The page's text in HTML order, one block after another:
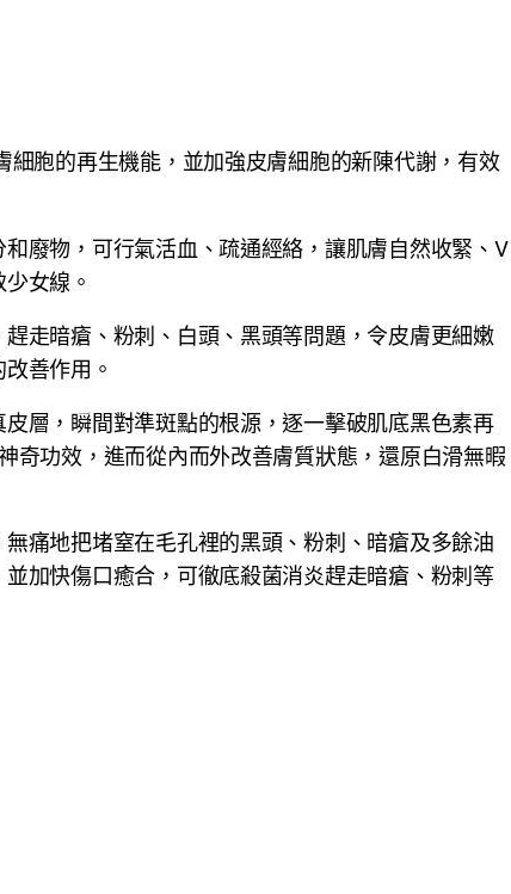
胞的再生機能，並加強皮膚細胞的新陳代謝，有效
廢物，可行氣活血、疏通經絡，讓肌膚自然收緊、V
女線。
走暗瘡、粉刺、白頭、黑頭等問題，令皮膚更細嫩
善作用。
層，瞬間對準斑點的根源，逐一擊破肌底黑色素再
奇功效，進而從內而外改善膚質狀態，還原白滑無暇
痛地把堵窒在毛孔裡的黑頭、粉刺、暗瘡及多餘油
加快傷口癒合，可徹底殺菌消炎趕走暗瘡、粉刺等